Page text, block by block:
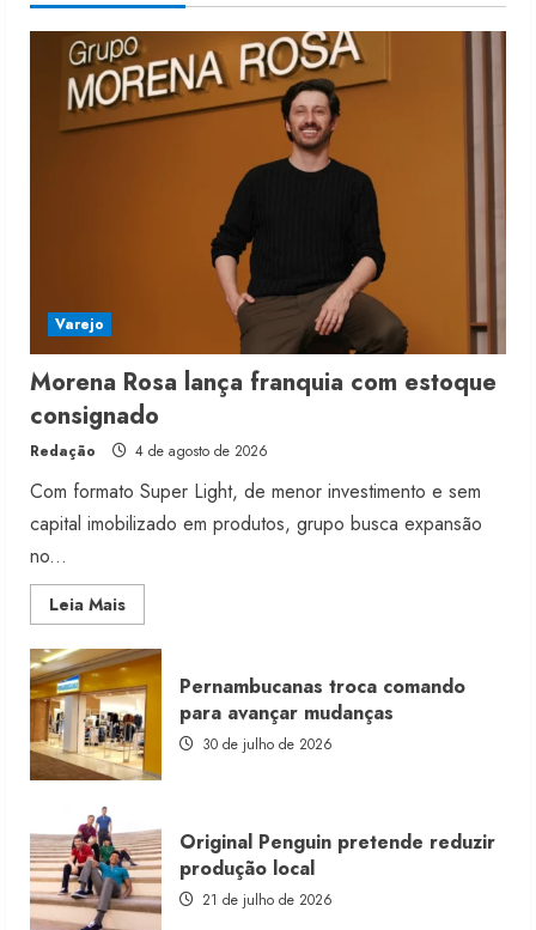
4
4 de agosto de 2026
Projeto testa passaporte digital na
moda nacional
4 de agosto de 2026
Varejo
Morena Rosa lança franquia com estoque
consignado
Redação 4 de agosto de 2026
Com formato Super Light, de menor investimento e sem
capital imobilizado em produtos, grupo busca expansão
no...
Leia MaisRead
more
Morena
Rosa
lança
franquia
com
estoque
consignado
Pernambucanas troca comando
para avançar mudanças
30 de julho de 2026
Original Penguin pretende reduzir
produção local
21 de julho de 2026